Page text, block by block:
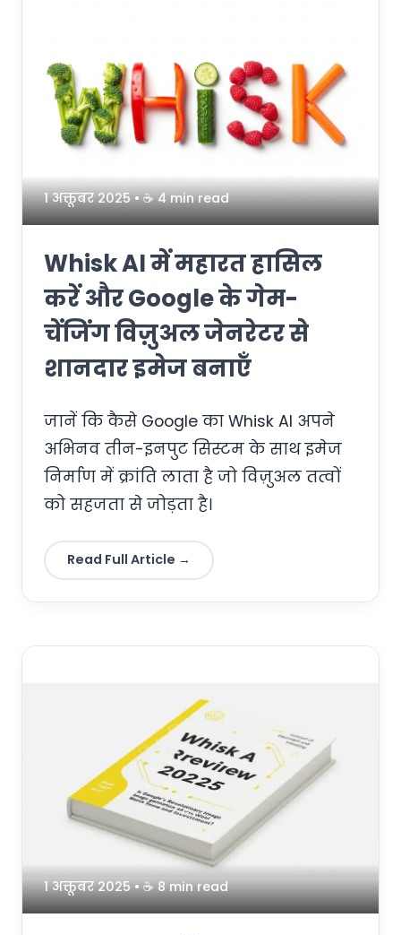
1 अक्तूबर 2025 • ☕️ 4 min read
Whisk AI में महारत हासिल
करें और Google के गेम-
चेंजिंग विज़ुअल जेनरेटर से
शानदार इमेज बनाएँ
जानें कि कैसे Google का Whisk AI अपने
अभिनव तीन-इनपुट सिस्टम के साथ इमेज
निर्माण में क्रांति लाता है जो विज़ुअल तत्वों
को सहजता से जोड़ता है।
Read Full Article →
1 अक्तूबर 2025 • ☕️ 8 min read